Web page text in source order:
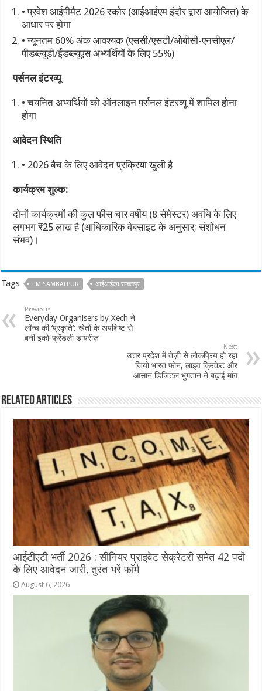
• प्रवेश आईपीमैट 2026 स्कोर (आईआईएम इंदौर द्वारा आयोजित) के
आधार पर होगा
• न्यूनतम 60% अंक आवश्यक (एससी/एसटी/ओबीसी-एनसीएल/
पीडब्ल्यूडी/ईडब्ल्यूएस अभ्यर्थियों के लिए 55%)
पर्सनल इंटरव्यू
• चयनित अभ्यर्थियों को ऑनलाइन पर्सनल इंटरव्यू में शामिल होना
होगा
आवेदन स्थिति
• 2026 बैच के लिए आवेदन प्रक्रिया खुली है
कार्यक्रम शुल्क:
दोनों कार्यक्रमों की कुल फीस चार वर्षीय (8 सेमेस्टर) अवधि के लिए
लगभग ₹25 लाख है (आधिकारिक वेबसाइट के अनुसार; संशोधन
संभव)।
Tags IIM SAMBALPUR आईआईएम सम्बलपुर
Previous
Everyday Organisers by Xech ने
लॉन्च की ‘प्रकृति’: खेतों के अपशिष्ट से
बनी इको-फ्रेंडली डायरीज़
Next
उत्तर प्रदेश में तेज़ी से लोकप्रिय हो रहा
जियो भारत फोन, लाइव क्रिकेट और
आसान डिजिटल भुगतान ने बढ़ाई मांग
Related Articles
आईटीएटी भर्ती 2026 : सीनियर प्राइवेट सेक्रेटरी समेत 42 पदों
के लिए आवेदन जारी, तुरंत भरें फॉर्म
August 6, 2026